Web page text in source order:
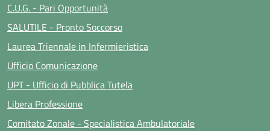
C.U.G. - Pari Opportunità
SALUTILE - Pronto Soccorso
Laurea Triennale in Infermieristica
Ufficio Comunicazione
UPT - Ufficio di Pubblica Tutela
Libera Professione
Comitato Zonale - Specialistica Ambulatoriale